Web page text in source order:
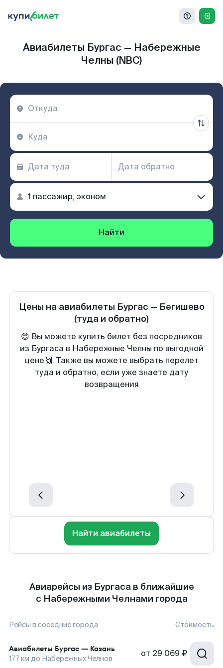
Авиабилеты Бургас — Набережные
Челны (NBC)
Найти
Цены на авиабилеты Бургас — Бегишево
(туда и обратно)
😍 Вы можете купить билет без посредников
из Бургаса в Набережные Челны по выгодной
цене🙌. Также вы можете выбрать перелет
туда и обратно, если уже знаете дату
возвращения
Найти авиабилеты
Авиарейсы из Бургаса в ближайшие
с Набережными Челнами города
Рейсы в соседние города Стоимость
Авиабилеты Бургас — Казань
177км до Набережных Челнов от 29 069 ₽